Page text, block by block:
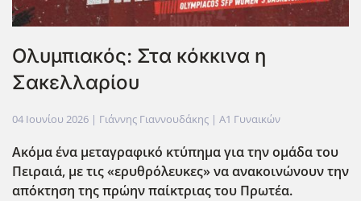
Ολυμπιακός: Στα κόκκινα η
Σακελλαρίου
04 Ιουνίου 2026 | Γιάννης Γιαννουδάκης | Α1 Γυναικών
Ακόμα ένα μεταγραφικό κτύπημα για την ομάδα του
Πειραιά, με τις «ερυθρόλευκες» να ανακοινώνουν την
απόκτηση της πρώην παίκτριας του Πρωτέα.